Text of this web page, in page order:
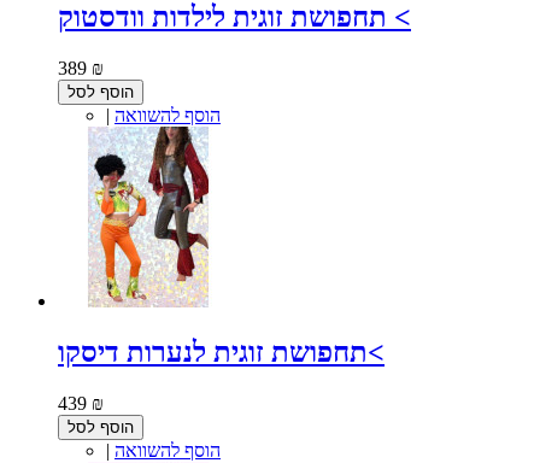
תחפושת זוגית לילדות וודסטוק <
389 ₪
הוסף לסל
| הוסף להשוואה
תחפושת זוגית לנערות דיסקו<
439 ₪
הוסף לסל
| הוסף להשוואה